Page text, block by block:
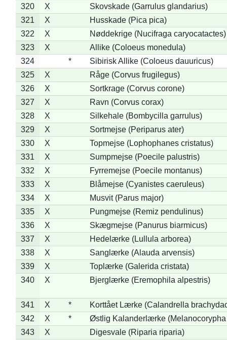
320
X
Skovskade (Garrulus glandarius)
321
X
Husskade (Pica pica)
322
X
Nøddekrige (Nucifraga caryocatactes)
323
X
Allike (Coloeus monedula)
324
*
Sibirisk Allike (Coloeus dauuricus)
325
X
Råge (Corvus frugilegus)
326
X
Sortkrage (Corvus corone)
327
X
Ravn (Corvus corax)
328
X
Silkehale (Bombycilla garrulus)
329
X
Sortmejse (Periparus ater)
330
X
Topmejse (Lophophanes cristatus)
331
X
Sumpmejse (Poecile palustris)
332
X
Fyrremejse (Poecile montanus)
333
X
Blåmejse (Cyanistes caeruleus)
334
X
Musvit (Parus major)
335
X
Pungmejse (Remiz pendulinus)
336
X
Skægmejse (Panurus biarmicus)
337
X
Hedelærke (Lullula arborea)
338
X
Sanglærke (Alauda arvensis)
339
X
Toplærke (Galerida cristata)
340
X Bjerglærke (Eremophila alpestris)
341 X *
Korttået Lærke (Calandrella
342
X *
Østlig Kalanderlærke (Melanocorypha
343
X Digesvale (Riparia riparia)